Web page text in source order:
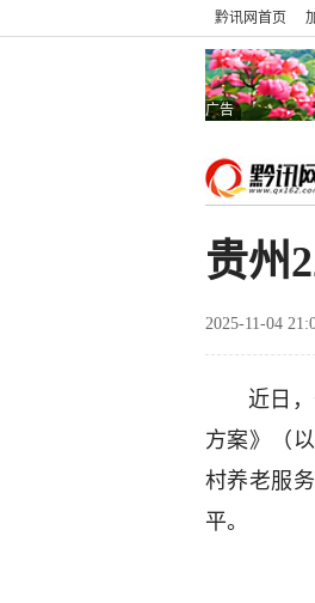
黔讯网首页
广告
贵州
2025-11-04
近日
方案》（
村养老服
平。